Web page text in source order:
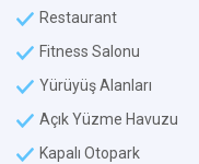
Restaurant
Fitness Salonu
Yürüyüş Alanları
Açık Yüzme Havuzu
Kapalı Otopark